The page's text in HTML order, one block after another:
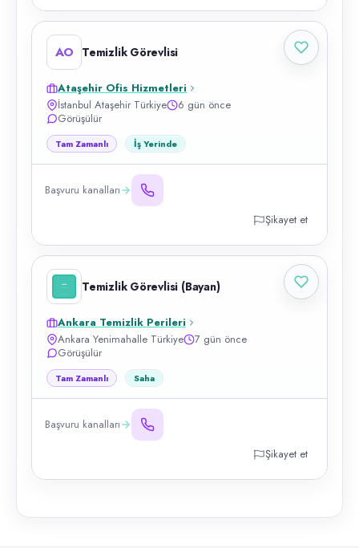
AO Temizlik Görevlisi
Ataşehir Ofis Hizmetleri
İstanbul Ataşehir Türkiye
6 gün önce
Görüşülür
Tam Zamanlı İş Yerinde
Başvuru kanalları
Şikayet et
Temizlik Görevlisi (Bayan)
Ankara Temizlik Perileri
Ankara Yenimahalle Türkiye
7 gün önce
Görüşülür
Tam Zamanlı Saha
Başvuru kanalları
Şikayet et